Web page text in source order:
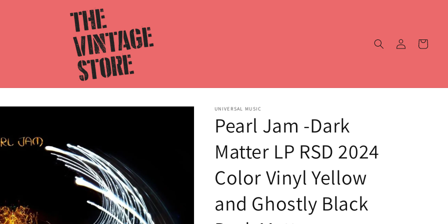
sesión
Carrito
UNIVERSAL MUSIC
Pearl Jam -Dark
Matter LP RSD 2024
Color Vinyl Yellow
and Ghostly Black